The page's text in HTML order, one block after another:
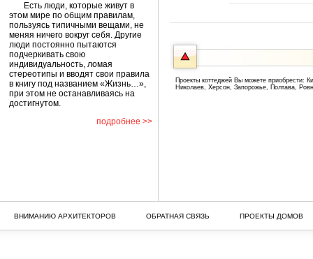
Есть люди, которые живут в
этом мире по общим правилам,
пользуясь типичными вещами, не
меняя ничего вокруг себя. Другие
люди постоянно пытаются
подчеркивать свою
индивидуальность, ломая
стереотипы и вводят свои правила
в книгу под названием «Жизнь…»,
при этом не останавливаясь на
достигнутом.
подробнее >>
Проекты коттеджей Вы можете приобрести:
Николаев, Херсон, Запорожье, Полтава,
ВНИМАНИЮ АРХИТЕКТОРОВ ОБРАТНАЯ СВЯЗЬ ПРОЕКТЫ ДОМОВ